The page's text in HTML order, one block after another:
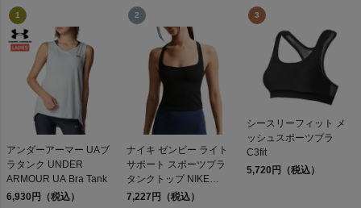
検索
商品が見つからない方はこちら
アンダーアーマー UAブ
ラタンク UNDER
ARMOUR UA Bra Tank
6,930円（税込）
ナイキ ゼンビー ライト
サポート スポーツブラ
タンクトップ NIKE
Zenvy Light Support
7,227円（税込）
シースリーフィット メ
ッシュスポーツブラ
C3fit
5,720円（税込）